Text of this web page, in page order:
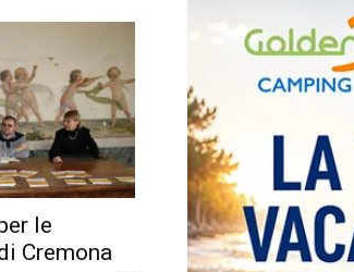
le
Cremona